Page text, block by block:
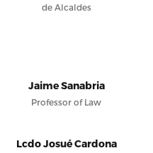
de Alcaldes
Jaime Sanabria
Professor of Law
Lcdo Josué Cardona